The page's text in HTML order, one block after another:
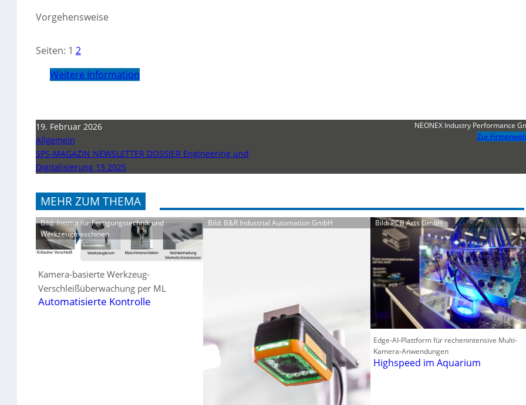
Vorgehensweise
Seiten: 1 2
Weitere Information
19. Februar 2026
Allgemein
SPS-MAGAZIN NEWSLETTER DOSSIER Engineering und
Digitalisierung 13 2025
NEONEX Industry Performance
Zur
MEHR ZUM THEMA
Bild: Institut für Fertigungstechnik und
Werkzeugmaschinen
Kamera-basierte Werkzeug-
Verschleißüberwachung per ML
Automatisierte Kontrolle
Bild: B&R Industrial Automation GmbH Bild: PCB Arts GmbH
Edge-AI-Plattform für rechenintensive Multi-
Kamera-Anwendungen
Highspeed im Aquarium